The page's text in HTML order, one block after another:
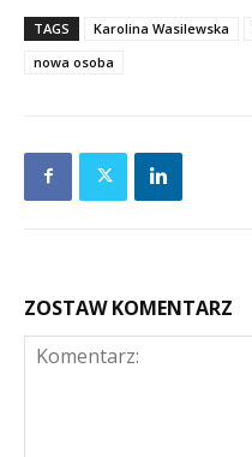
TAGS Karolina Wasilewska
nowa osoba
ZOSTAW KOMENTARZ